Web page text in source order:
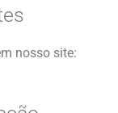
nosso site: